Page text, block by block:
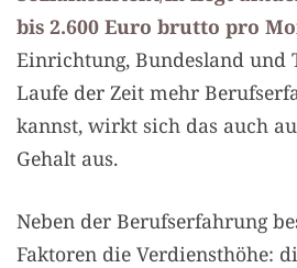
bis 2.600 Euro brutto pro
Einrichtung, Bundesland und
Laufe der Zeit mehr
kannst, wirkt sich das auch
Gehalt aus.
Neben der Berufserfahrung
Faktoren die Verdiensthöhe: